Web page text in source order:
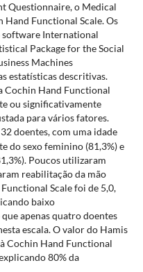
Questionnaire, o Medical
Functional Scale. Os
software International
Package for the Social
Machines
estatísticas descritivas.
Cochin Hand Functional
ou significativamente
para vários fatores.
doentes, com uma idade
do sexo feminino (81,3%) e
Poucos utilizaram
reabilitação da mão
Scale foi de 5,0,
baixo
apenas quatro doentes
escala. O valor do Hamis
Cochin Hand Functional
80% da